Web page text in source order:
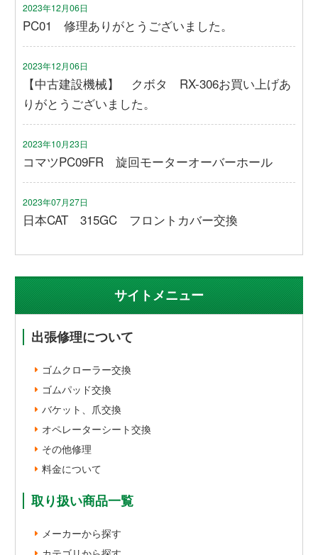
2023年12月06日
PC01 修理ありがとうございました。
2023年12月06日
【中古建設機械】 クボタ RX-306お買い上げあ
りがとうございました。
2023年10月23日
コマツPC09FR 旋回モーターオーバーホール
2023年07月27日
日本CAT 315GC フロントカバー交換
サイトメニュー
出張修理について
ゴムクローラー交換
ゴムパッド交換
バケット、爪交換
オペレーターシート交換
その他修理
料金について
取り扱い商品一覧
メーカーから探す